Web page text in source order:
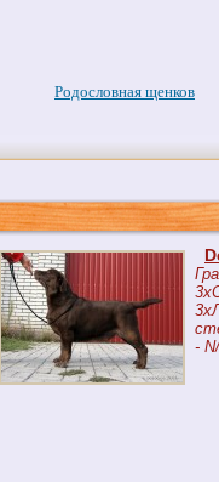
Родословная щенков
-